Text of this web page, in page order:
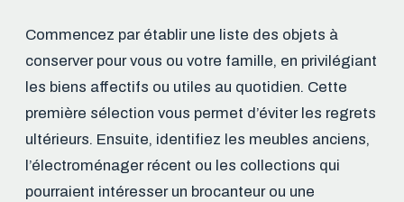
Commencez par établir une liste des objets à
conserver pour vous ou votre famille, en privilégiant
les biens affectifs ou utiles au quotidien. Cette
première sélection vous permet d’éviter les regrets
ultérieurs. Ensuite, identifiez les meubles anciens,
l’électroménager récent ou les collections qui
pourraient intéresser un brocanteur ou une